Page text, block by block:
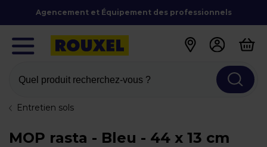
Agencement et Équipement des professionnels
Quel produit recherchez-vous ?
Entretien sols
MOP rasta - Bleu - 44 x 13 cm